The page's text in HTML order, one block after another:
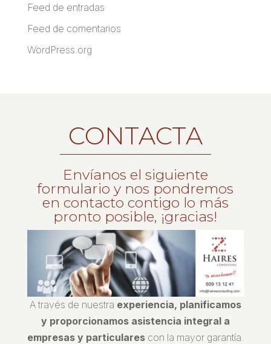
Feed de entradas
Feed de comentarios
WordPress.org
CONTACTA
Envíanos el siguiente
formulario y nos pondremos
en contacto contigo lo más
pronto posible, ¡gracias!
A través de nuestra experiencia, planificamos
y proporcionamos asistencia integral a
empresas y particularescon la mayor garantía.